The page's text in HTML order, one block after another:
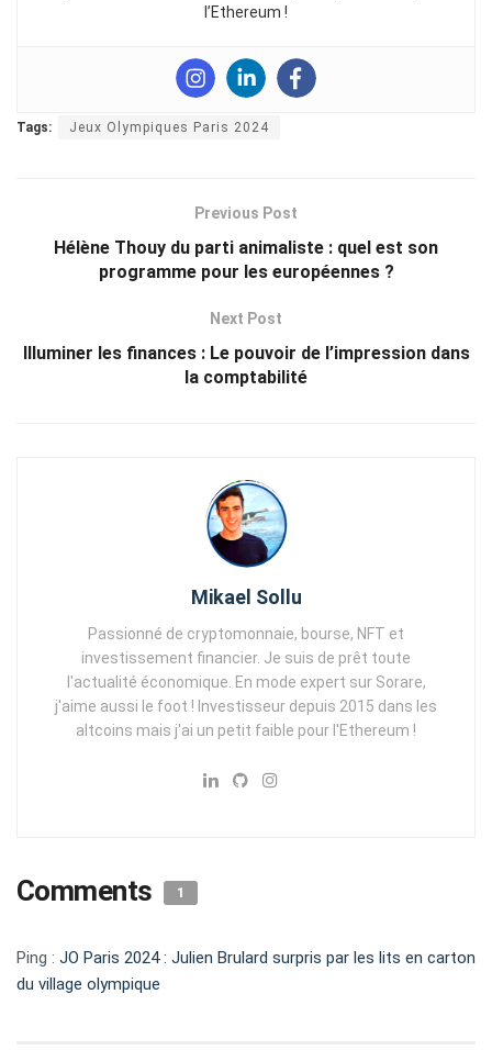
l’Ethereum !
Tags: Jeux Olympiques Paris 2024
Previous Post
Hélène Thouy du parti animaliste : quel est son
programme pour les européennes ?
Next Post
Illuminer les finances : Le pouvoir de l’impression dans
la comptabilité
Mikael Sollu
Passionné de cryptomonnaie, bourse, NFT et
investissement financier. Je suis de prêt toute
l'actualité économique. En mode expert sur Sorare,
j'aime aussi le foot ! Investisseur depuis 2015 dans les
altcoins mais j'ai un petit faible pour l'Ethereum !
Comments 1
Ping : JO Paris 2024 : Julien Brulard surpris par les lits en carton
du village olympique